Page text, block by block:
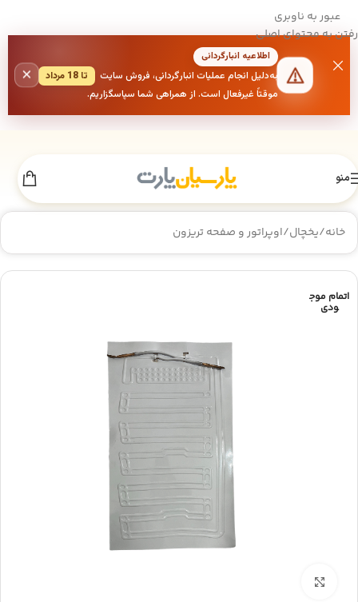
عبور به ناوبری
رفتن به محتوای اصلی
اطلاعیه انبارگردانی
به‌دلیل انجام عملیات انبارگردانی، فروش سایت
تا 18 مرداد
موقتاً غیرفعال است. از همراهی شما سپاسگزاریم.
×
منو
خانه/یخچال/اوپراتور و صفحه تریزون
اتمام موج
ودی